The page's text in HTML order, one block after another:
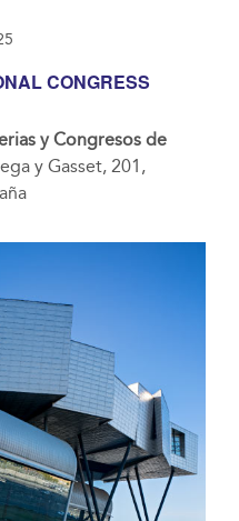
CONGRESS
y Congresos de
y Gasset, 201,